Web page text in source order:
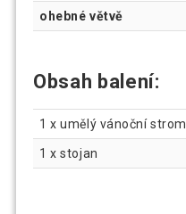
ohebné větvě
Obsah balení:
1 x umělý vánoční strom
1 x stojan